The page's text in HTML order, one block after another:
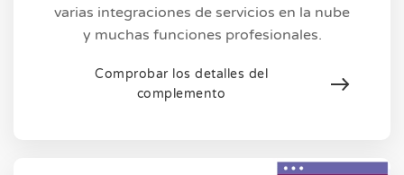
varias integraciones de servicios en la nube
y muchas funciones profesionales.
Comprobar los detalles del
complemento